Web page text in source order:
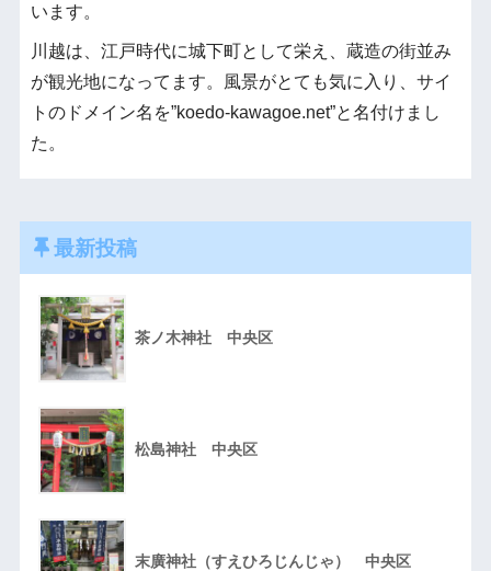
います。
川越は、江戸時代に城下町として栄え、蔵造の街並み
が観光地になってます。風景がとても気に入り、サイ
トのドメイン名を”koedo-kawagoe.net”と名付けまし
た。
最新投稿
茶ノ木神社 中央区
松島神社 中央区
末廣神社（すえひろじんじゃ） 中央区